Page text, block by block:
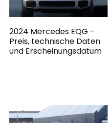
2024 Mercedes EQG –
Preis, technische Daten
und Erscheinungsdatum